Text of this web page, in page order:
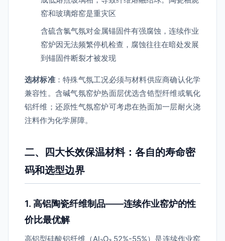
窑和玻璃熔窑是重灾区
含硫含氯气氛对金属锚固件有强腐蚀，连续作业
窑炉因无法频繁停机检查，腐蚀往往在暗处发展
到锚固件断裂才被发现
选材标准：特殊气氛工况必须与材料供应商确认化学
兼容性。含碱气氛窑炉热面层优选含锆型纤维或氧化
铝纤维；还原性气氛窑炉可考虑在热面加一层耐火浇
注料作为化学屏障。
二、四大长效保温材料：各自的寿命密
码和选型边界
1. 高铝陶瓷纤维制品——连续作业窑炉的性
价比最优解
高铝型硅酸铝纤维（Al₂O₃ 52%-55%）是连续作业窑